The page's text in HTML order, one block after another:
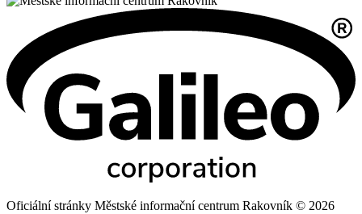
Oficiální stránky Městské informační centrum Rakovník © 2026